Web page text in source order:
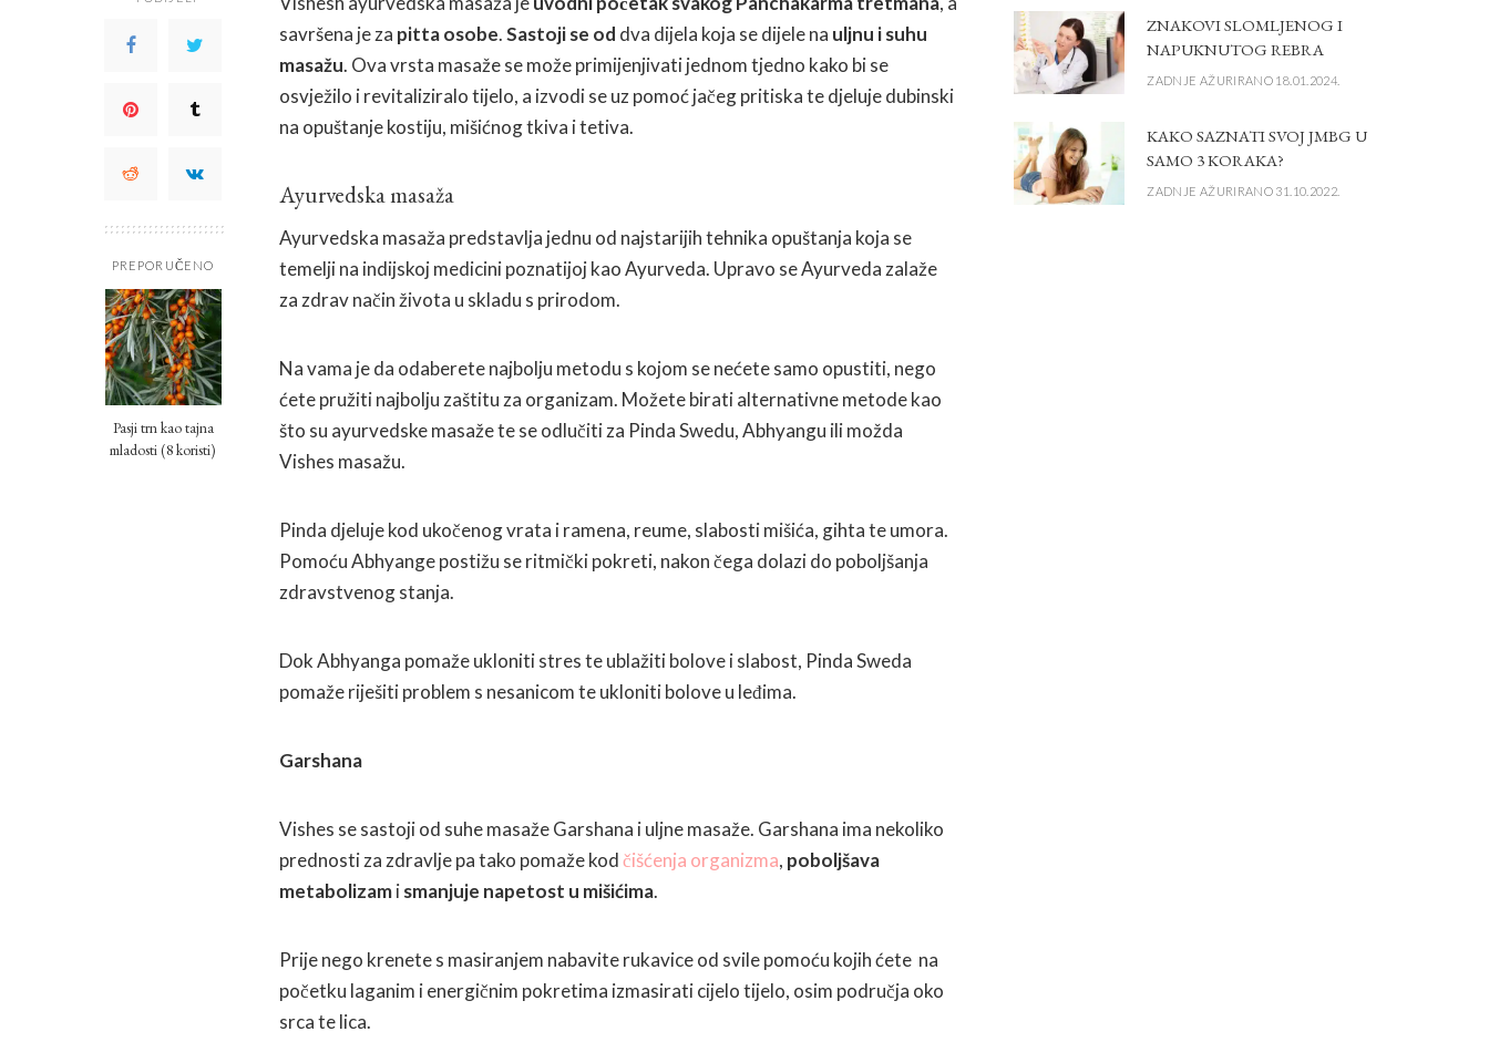
PREPORUČENO
Pasji trn kao tajna
mladosti (8 koristi)
savršena je za pitta osobe.Sastoji se od dva dijela koja se dijele na uljnu i suhu
masažu. Ova vrsta masaže se može primijenjivati jednom tjedno kako bi se
osvježilo i revitaliziralo tijelo, a izvodi se uz pomoć jačeg pritiska te djeluje dubinski
na opuštanje kostiju, mišićnog tkiva i tetiva.
Ayurvedska masaža
Ayurvedska masaža predstavlja jednu od najstarijih tehnika opuštanja koja se
temelji na indijskoj medicini poznatijoj kao Ayurveda. Upravo se Ayurveda zalaže
za zdrav način života u skladu s prirodom.
Na vama je da odaberete najbolju metodu s kojom se nećete samo opustiti, nego
ćete pružiti najbolju zaštitu za organizam. Možete birati alternativne metode kao
što su ayurvedske masaže te se odlučiti za Pinda Swedu, Abhyangu ili možda
Vishes masažu.
Pinda djeluje kod ukočenog vrata i ramena, reume, slabosti mišića, gihta te umora.
Pomoću Abhyange postižu se ritmički pokreti, nakon čega dolazi do poboljšanja
zdravstvenog stanja.
Dok Abhyanga pomaže ukloniti stres te ublažiti bolove i slabost, Pinda Sweda
pomaže riješiti problem s nesanicom te ukloniti bolove u leđima.
Garshana
Vishes se sastoji od suhe masaže Garshana i uljne masaže. Garshana ima nekoliko
prednosti za zdravlje pa tako pomaže kodčišćenja organizma, poboljšava
metabolizamismanjuje napetost u mišićima.
Prije nego krenete s masiranjem nabavite rukavice od svile pomoću kojih ćete na
početku laganim i energičnim pokretima izmasirati cijelo tijelo, osim područja oko
srca te lica.
ZNAKOVI SLOMLJENOG I
NAPUKNUTOG REBRA
ZADNJE AŽURIRANO 18.01.2024.
KAKO SAZNATI SVOJ JMBG U
SAMO 3 KORAKA?
ZADNJE AŽURIRANO 31.10.2022.